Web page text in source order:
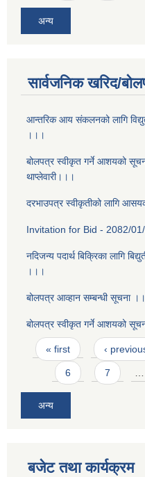
अन्य
सार्वजनिक खरिद/
आन्तरिक आय संकलनको लागि
।।।
बोलपत्र स्वीकृत गर्ने आशयको
थाप्लेवारी।।।
दरभाउपत्र स्वीकृतीको लागि
Invitation for Bid - 2082/
नदिजन्य पदार्थ बिक्रिका लागि
।।।
बोलपत्र आव्हान सम्बन्धी सूचना
बोलपत्र स्वीकृत गर्ने आशयको
Pages
« first ‹
6 7 …
अन्य
बजेट तथा कार्यक्रम